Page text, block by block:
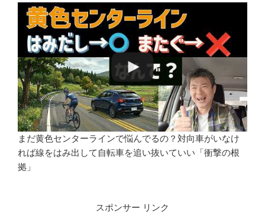
まだ黄色センターラインで悩んでるの？対向車がいなけ
れば線をはみ出して自転車を追い抜いていい「衝撃の根
拠」
スポンサー リンク